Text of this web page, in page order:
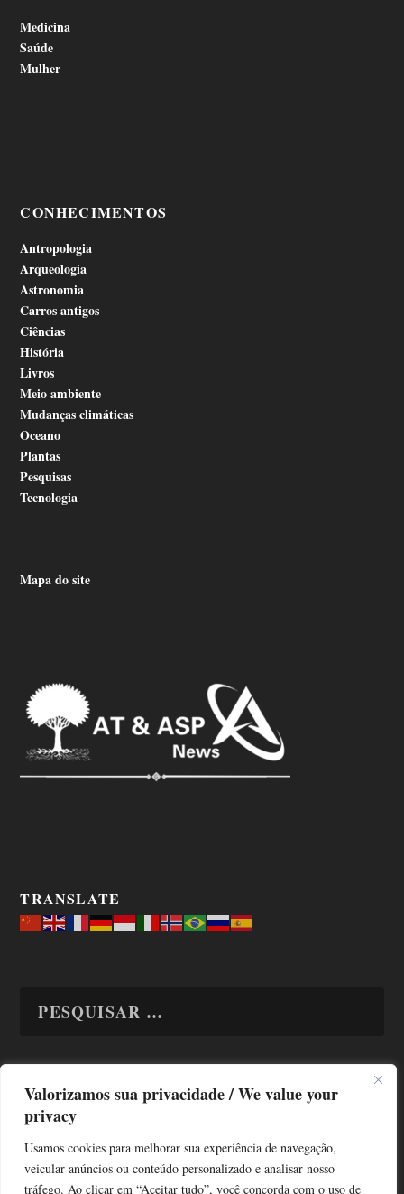
Valorizamos sua privacidade / We value your
privacy
Usamos cookies para melhorar sua experiência de navegação,
veicular anúncios ou conteúdo personalizado e analisar nosso
tráfego. Ao clicar em “Aceitar tudo”, você concorda com o uso de
Medicina
Saúde
Mulher
CONHECIMENTOS
Antropologia
Arqueologia
Astronomia
Carros antigos
Ciências
História
Livros
Meio ambiente
Mudanças climáticas
Oceano
Plantas
Pesquisas
Tecnologia
Mapa do site
TRANSLATE
TODAS OS ASSUNTOS